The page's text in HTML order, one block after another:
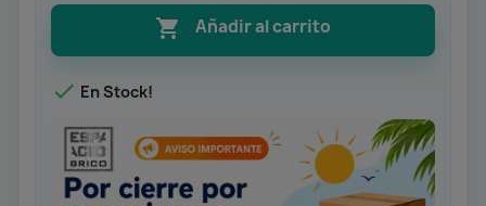
 Añadir al carrito
 En Stock!